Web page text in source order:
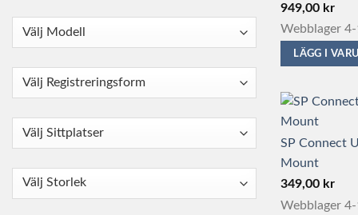
949,00 kr
Webblager
LÄGG I
SP Connect
Mount
349,00 kr
Webblager